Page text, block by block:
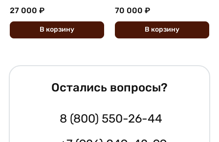
27 000 ₽
В корзину
70 000 ₽
В корзину
Остались вопросы?
8 (800) 550-26-44